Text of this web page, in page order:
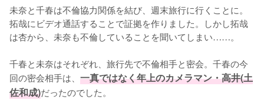
未奈と千春は不倫協力関係を結び、週末旅行に行くことに。
拓哉にビデオ通話することで証拠を作りました。しかし拓哉
は杏から、未奈も不倫していることを聞いてしまい……。
千春と未奈はそれぞれ、旅行先で不倫相手と密会。千春の今
回の密会相手は、 一真ではなく年上のカメラマン・高井(土
佐和成)だったのでした。